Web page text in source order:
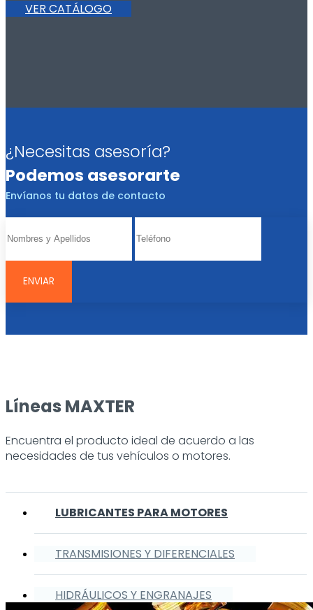
VER CATÁLOGO
¿Necesitas asesoría?
Podemos asesorarte
Envíanos tu datos de contacto
Líneas MAXTER
Encuentra el producto ideal de acuerdo a las
necesidades de tus vehículos o motores.
LUBRICANTES PARA MOTORES
TRANSMISIONES Y DIFERENCIALES
HIDRÁULICOS Y ENGRANAJES